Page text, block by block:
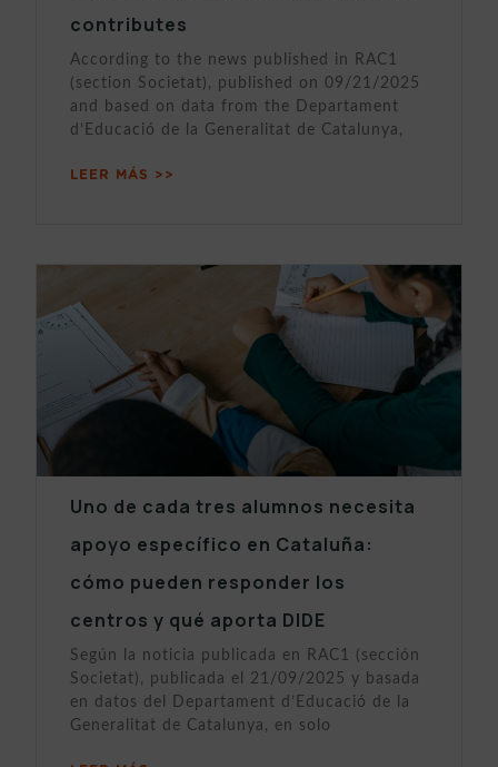
contributes
According to the news published in RAC1
(section Societat), published on 09/21/2025
and based on data from the Departament
d’Educació de la Generalitat de Catalunya,
LEER MÁS >>
Uno de cada tres alumnos necesita
apoyo específico en Cataluña:
cómo pueden responder los
centros y qué aporta DIDE
Según la noticia publicada en RAC1 (sección
Societat), publicada el 21/09/2025 y basada
en datos del Departament d’Educació de la
Generalitat de Catalunya, en solo